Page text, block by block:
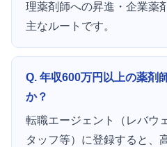
理薬剤師への昇進・企業薬
主なルートです。
Q. 年収600万円以上の薬剤
か？
転職エージェント（レバウ
タッフ等）に登録すると、